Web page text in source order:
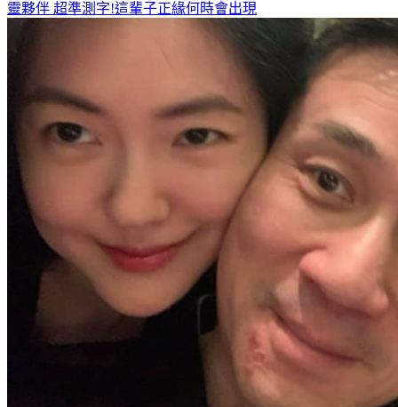
靈夥伴 超準測字!這輩子正緣何時會出現